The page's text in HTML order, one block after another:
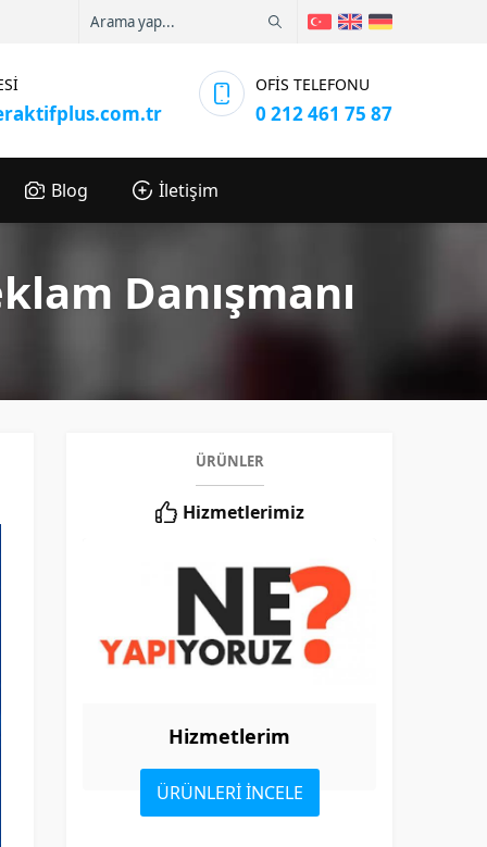
OFİS TELEFONU
0 212 461 75 87
Blog İletişim
Danışmanı
ÜRÜNLER
Hizmetlerimiz
Hizmetlerim
ÜRÜNLERİ İNCELE